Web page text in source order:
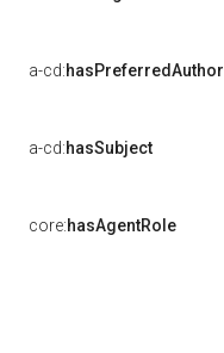
a-cd:hasPreferredAuthor
a-cd:hasSubject
core:hasAgentRole